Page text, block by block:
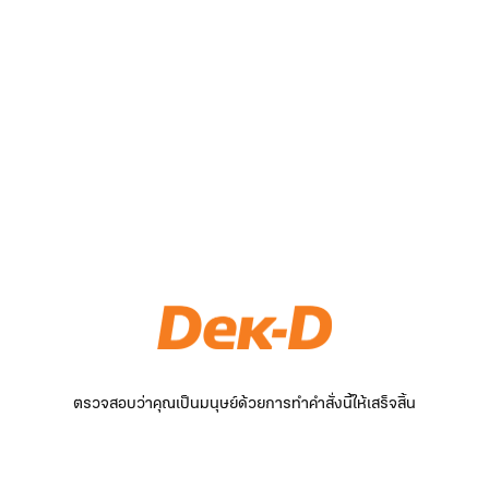
ตรวจสอบว่าคุณเป็นมนุษย์ด้วยการทำคำสั่งนี้ให้เสร็จสิ้น